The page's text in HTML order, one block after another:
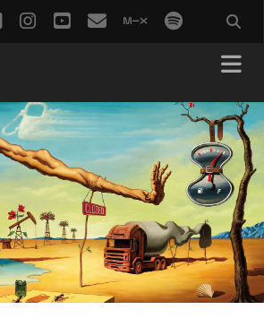
twitterinstagram
youtube
emailmixcloud
spotify